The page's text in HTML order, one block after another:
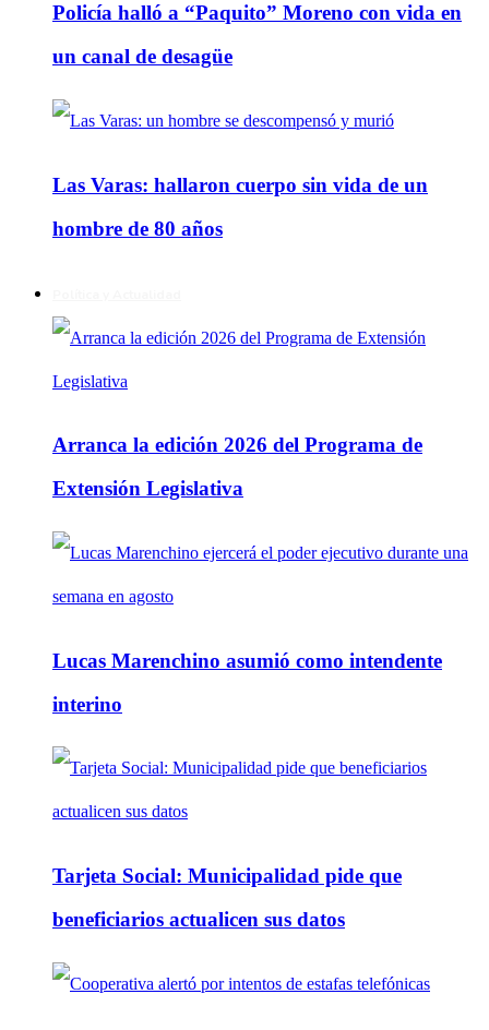
Policía halló a “Paquito” Moreno con vida en
un canal de desagüe
Las Varas: hallaron cuerpo sin vida de un
hombre de 80 años
Arranca la edición 2026 del Programa de
Extensión Legislativa
Lucas Marenchino asumió como intendente
interino
Tarjeta Social: Municipalidad pide que
beneficiarios actualicen sus datos